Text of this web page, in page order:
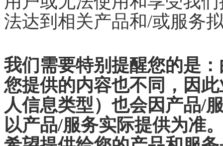
法达到相关产品和/或服务
我们需要特别提醒您的是
您提供的内容也不同，因
人信息类型）也会因产品/
以产品/服务实际提供为准